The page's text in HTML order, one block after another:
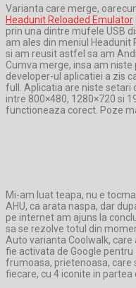
Varianta care merge,
Headunit Reloaded Emulator
prin una dintre mufele USB
am ales din meniul Headunit
si am reusit astfel sa am
Cumva merge, insa am
developer-ul aplicatiei a zis
full. Aplicatia are niste setari
intre 800×480, 1280×720 si
functioneaza corect. Poze
Mi-am luat teapa, nu e
AHU, ca arata naspa, dar
pe internet am ajuns la
sa se rezolve totul din
Auto varianta Coolwalk,
fie activata de Google pentru
frumoasa, prietenoasa, care
fiecare, cu 4 iconite in partea